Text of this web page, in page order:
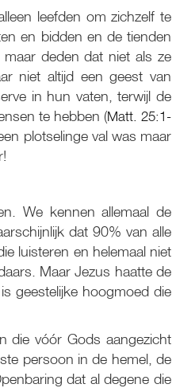
leefden om zichzelf te
en bidden en de tienden
deden dat niet als ze
niet altijd een geest van
in hun vaten, terwijl de
te hebben (Matt. 25:1-
plotselinge val was maar
We kennen allemaal de
dat 90% van alle
luisteren en helemaal niet
Maar Jezus haatte de
geestelijke hoogmoed die
die vóór Gods aangezicht
persoon in de hemel, de
dat al degene die